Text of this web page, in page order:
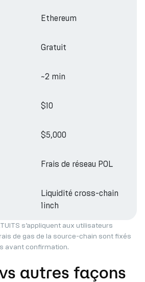
Ethereum
Gratuit
~2 min
$10
$5,000
Frais de réseau POL
Liquidité cross-chain
1inch
s’appliquent aux utilisateurs
de gas de la source-chain sont fixés
avant confirmation.
autres façons